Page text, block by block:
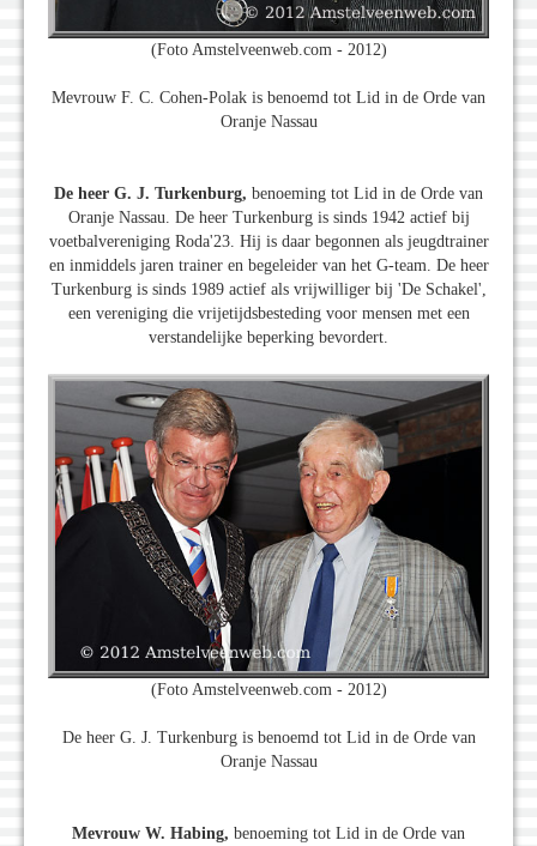
(Foto Amstelveenweb.com - 2012)
Mevrouw F. C. Cohen-Polak is benoemd tot Lid in de Orde van
Oranje Nassau
De heer G. J. Turkenburg, benoeming tot Lid in de Orde van
Oranje Nassau. De heer Turkenburg is sinds 1942 actief bij
voetbalvereniging Roda'23. Hij is daar begonnen als jeugdtrainer
en inmiddels jaren trainer en begeleider van het G-team. De heer
Turkenburg is sinds 1989 actief als vrijwilliger bij 'De Schakel',
een vereniging die vrijetijdsbesteding voor mensen met een
verstandelijke beperking bevordert.
(Foto Amstelveenweb.com - 2012)
De heer G. J. Turkenburg is benoemd tot Lid in de Orde van
Oranje Nassau
Mevrouw W. Habing, benoeming tot Lid in de Orde van